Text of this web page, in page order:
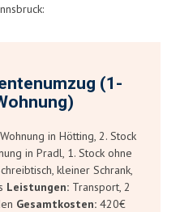
(1-
in Hötting, 2. Stock
in Pradl, 1. Stock ohne
kleiner Schrank,
Leistungen:Transport, 2
Gesamtkosten: 420€